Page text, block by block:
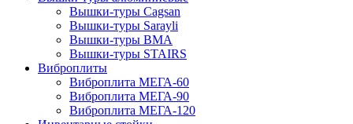
Вышки-туры Cagsan
Вышки-туры Sarayli
Вышки-туры ВМА
Вышки-туры STAIRS
Виброплиты
Виброплита МЕГА-60
Виброплита МЕГА-90
Виброплита МЕГА-120